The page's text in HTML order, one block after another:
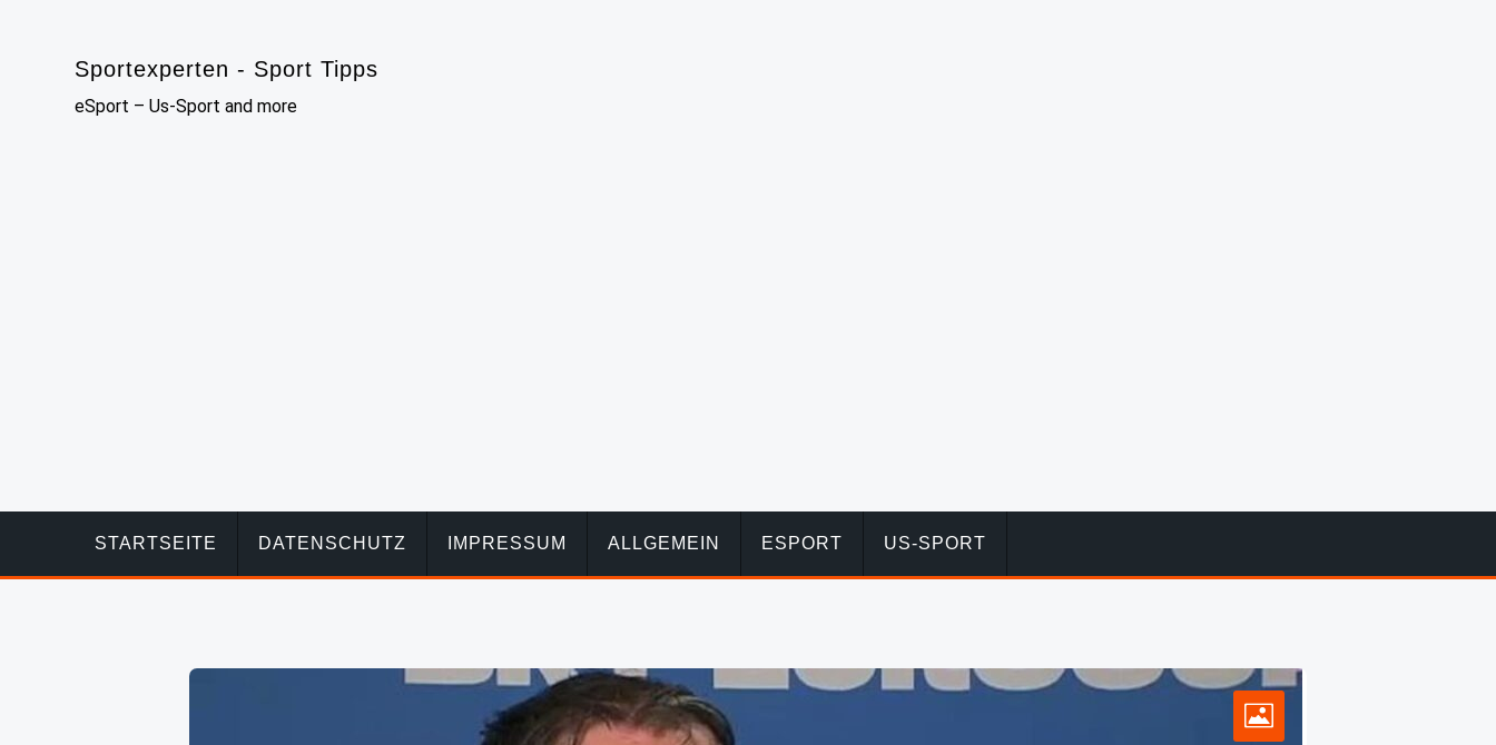
Sportexperten - Sport Tipps
eSport – Us-Sport and more
STARTSEITE DATENSCHUTZ IMPRESSUM ALLGEMEIN ESPORT US-SPORT